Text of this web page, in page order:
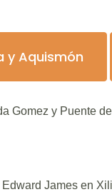
y Aquismón
y Puente
James en